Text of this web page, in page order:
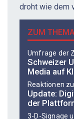
droht wie dem
ZUM THEMA
Umfrage der
Schweizer
Media auf
Reaktionen
Update:
der
3-D-Signage